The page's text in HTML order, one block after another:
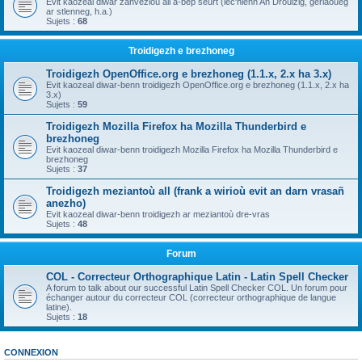
ar stlenneg, h.a.)
Sujets : 68
Troidigezh e brezhoneg
Troidigezh OpenOffice.org e brezhoneg (1.1.x, 2.x ha 3.x)
Evit kaozeal diwar-benn troidigezh OpenOffice.org e brezhoneg (1.1.x, 2.x ha
3.x)
Sujets : 59
Troidigezh Mozilla Firefox ha Mozilla Thunderbird e
brezhoneg
Evit kaozeal diwar-benn troidigezh Mozilla Firefox ha Mozilla Thunderbird e
brezhoneg
Sujets : 37
Troidigezh meziantoù all (frank a wirioù evit an darn vrasañ
anezho)
Evit kaozeal diwar-benn troidigezh ar meziantoù dre-vras
Sujets : 48
Forum
COL - Correcteur Orthographique Latin - Latin Spell Checker
A forum to talk about our successful Latin Spell Checker COL. Un forum pour
échanger autour du correcteur COL (correcteur orthographique de langue
latine).
Sujets : 18
CONNEXION